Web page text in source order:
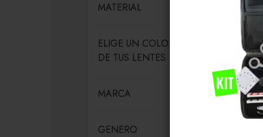
MATERIAL
ELIGE UN COLOR PARA EL MARCO
DE TUS LENTES
MARCA
GENERO